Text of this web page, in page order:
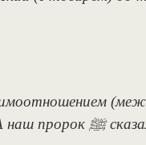
наш пророк ﷺ